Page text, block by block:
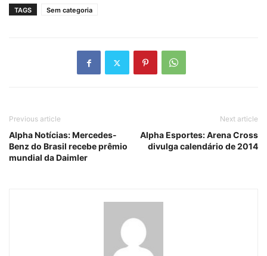
TAGS Sem categoria
Previous article
Alpha Notícias: Mercedes-
Benz do Brasil recebe prêmio
mundial da Daimler
Next article
Alpha Esportes: Arena Cross
divulga calendário de 2014